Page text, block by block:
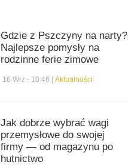
Gdzie z Pszczyny na narty?
Najlepsze pomysły na
rodzinne ferie zimowe
16 Wrz - 10:46 |Aktualności
Jak dobrze wybrać wagi
przemysłowe do swojej
firmy — od magazynu po
hutnictwo